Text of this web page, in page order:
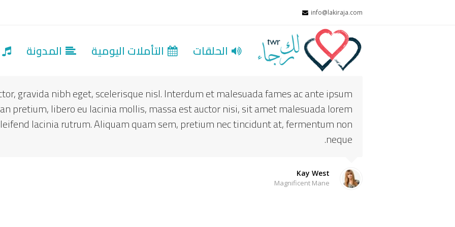
info@lakiraja.com
الحلقات التأملات اليومية المدونة
gravida nibh eget, scelerisque nisl. Interdum et malesuada fames ac ante ipsum
pretium, libero eu lacinia mollis, massa est auctor nisi, sit amet malesuada lorem
lacinia rutrum. Aliquam quam sem, pretium nec tincidunt at, fermentum non
neque.
Kay West
Magnificent Mane